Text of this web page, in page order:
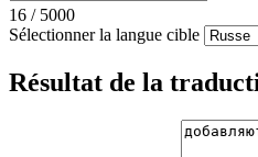
16 / 5000
Sélectionner la langue cible
Résultat de la